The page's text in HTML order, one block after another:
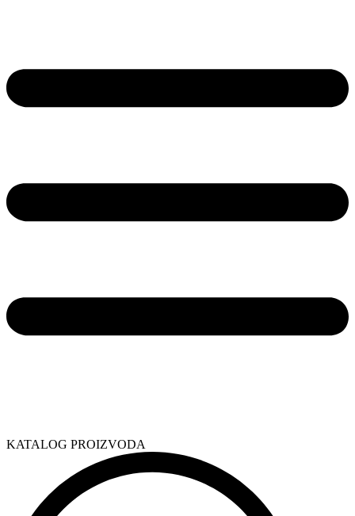
KATALOG PROIZVODA